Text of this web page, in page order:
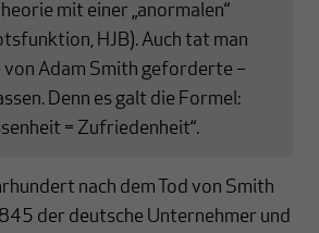
mit einer „anormalen“
HJB). Auch tat man
von Adam Smith geforderte –
Denn es galt die Formel:
= Zufriedenheit“.
nach dem Tod von Smith
der deutsche Unternehmer und